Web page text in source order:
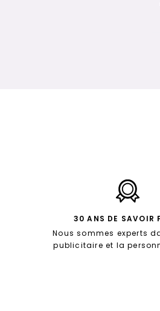
30 ANS DE SAVOIR
Nous sommes experts
publicitaire et la